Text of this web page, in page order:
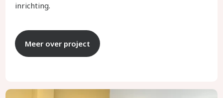
inrichting.
Meer over project